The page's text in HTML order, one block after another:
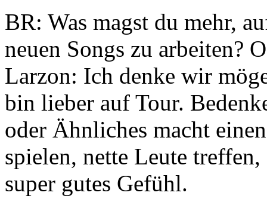
BR: Was magst du mehr,
neuen Songs zu arbeiten?
Larzon: Ich denke wir
bin lieber auf Tour.
oder Ähnliches macht
spielen, nette Leute
super gutes Gefühl.